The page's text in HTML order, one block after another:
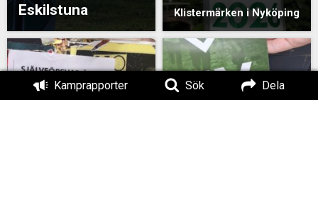
Kamprapporter Sök Dela
Eskilstuna
Klistermärken i Nyköping